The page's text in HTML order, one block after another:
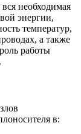
необходимая
энергии,
температур,
а также
работы
в: